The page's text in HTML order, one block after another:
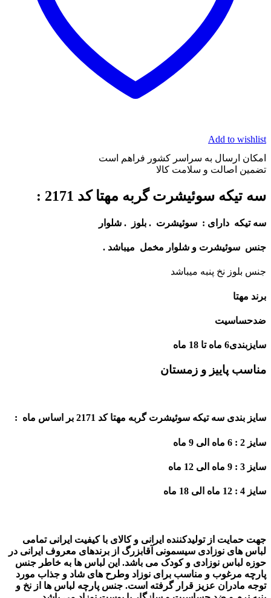
Add to wishlist
امکان ارسال به سراسر کشور فراهم است
تضمین اصالت و سلامت کالا
سه تیکه سوئیشرت گربه مهتا کد 2171 :
سه تیکه دارای : سوئیشرت . بلوز . شلوار
جنس سوئیشرت و شلوار مخمل میباشد .
جنس بلوز نخ پنبه میباشد
برند مهتا
ضدحساسیت
سایزبندی6 ماه تا 18 ماه
مناسب پاییز و زمستان
سایز بندی سه تیکه سوئیشرت گربه مهتا کد 2171 بر اساس ماه :
سایز 2 : 6 ماه الی 9 ماه
سایز 3 : 9 ماه الی 12 ماه
سایز 4 : 12 ماه الی 18 ماه
جهت حمایت از تولیدکننده ایرانی و کالای با کیفیت ایرانی تمامی
لباس های نوزادی سیسمونی آقابزرگ از برندهای معروف ایرانی در
حوزه لباس نوزادی و کودک می باشد. این لباس ها به خاطر جنس
پارچه مرغوب و مناسب برای نوزاد وطرح های شاد و جذاب مورد
توجه مادران عزیز قرار گرفته است. جنس پارچه لباس ها از نخ و